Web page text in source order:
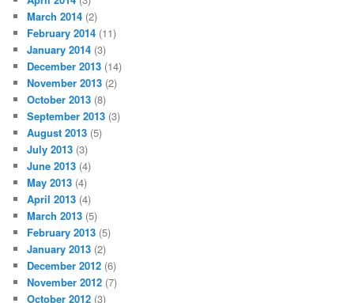
March 2014 (2)
February 2014 (11)
January 2014 (3)
December 2013 (14)
November 2013 (2)
October 2013 (8)
September 2013 (3)
August 2013 (5)
July 2013 (3)
June 2013 (4)
May 2013 (4)
April 2013 (4)
March 2013 (5)
February 2013 (5)
January 2013 (2)
December 2012 (6)
November 2012 (7)
October 2012 (3)